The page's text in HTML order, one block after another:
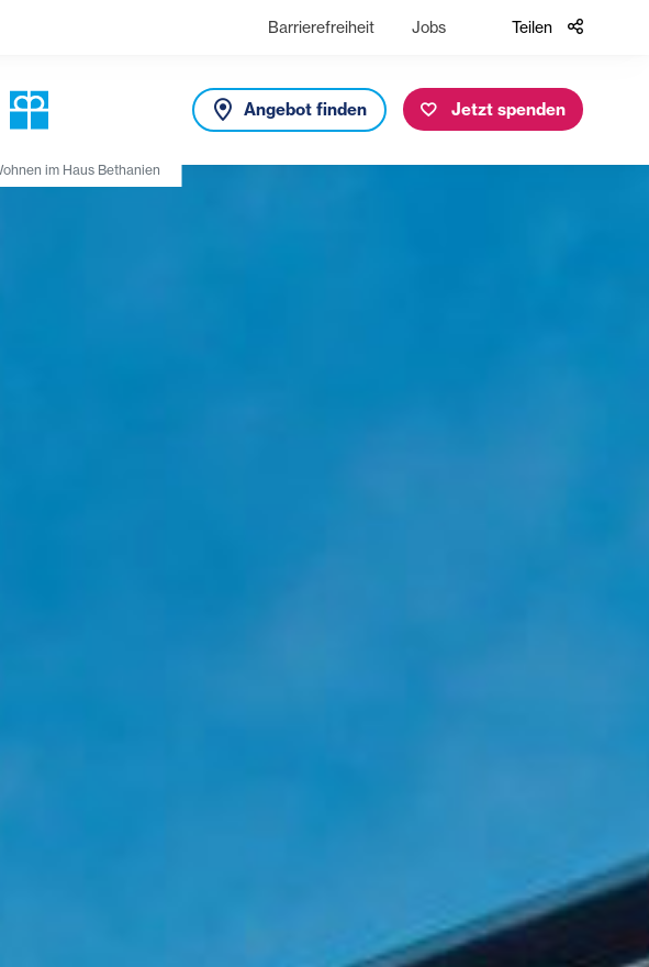
Barrierefreiheit Jobs Teilen
Angebot finden Jetzt spenden
im Haus Bethanien